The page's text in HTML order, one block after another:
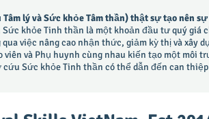
lý và Sức khỏe Tâm thần) thật sự tạo nên
khỏe Tinh thần là một khoản đầu tư quý
qua việc nâng cao nhận thức, giảm kỳ thị và
viên và Phụ huynh cùng nhau kiến tạo một môi
Sức khỏe Tinh thần có thể dẫn đến can